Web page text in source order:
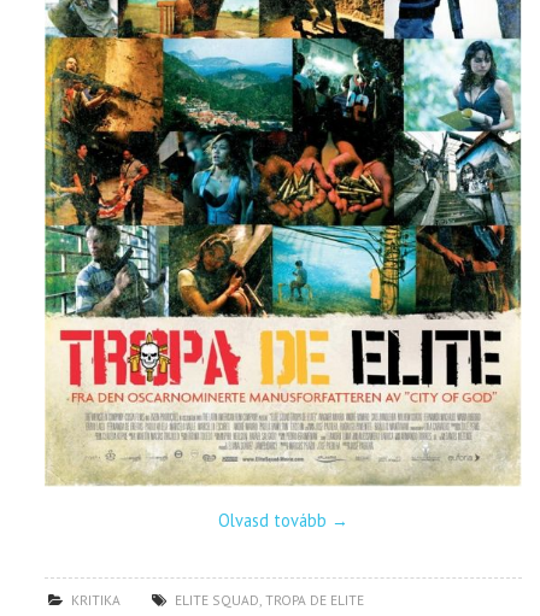
Olvasd tovább →
KRITIKA ELITE SQUAD ,TROPA DE ELITE